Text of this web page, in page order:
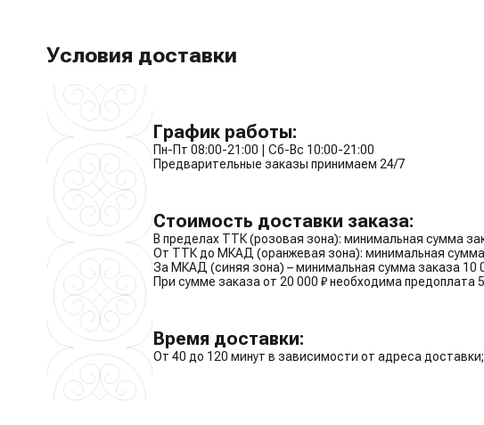
Условия доставки
График работы:
Пн-Пт 08:00-21:00 | Сб-Вс 10:00-21:00
Предварительные заказы принимаем 24/7
Стоимость доставки заказа:
В пределах ТТК (розовая зона): минимальная сумма
От ТТК до МКАД (оранжевая зона): минимальная сумма
За МКАД (синяя зона) – минимальная сумма заказа 10
При сумме заказа от 20 000 ₽ необходима предоплата
Время доставки:
От 40 до 120 минут в зависимости от адреса